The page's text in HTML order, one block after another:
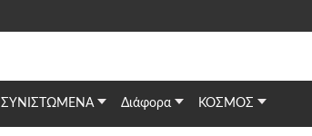
ΣΥΝΙΣΤΩΜΕΝΑ Διάφορα ΚΟΣΜΟΣ